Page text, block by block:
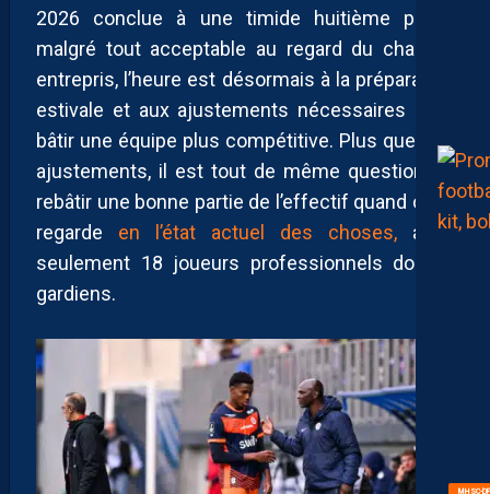
MHSC-
2026 conclue à une timide huitième place,
malgré tout acceptable au regard du chantier
entrepris, l’heure est désormais à la préparation
estivale et aux ajustements nécessaires pour
bâtir une équipe plus compétitive. Plus que des
ajustements, il est tout de même question de
rebâtir une bonne partie de l’effectif quand on le
regarde en l’état actuel des choses, avec
seulement 18 joueurs professionnels dont 4
gardiens.